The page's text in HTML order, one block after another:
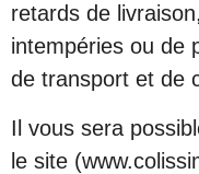
retards de
intempéries ou de
de transport et de
Il vous sera
le site